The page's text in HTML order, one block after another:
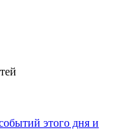
этого дня и